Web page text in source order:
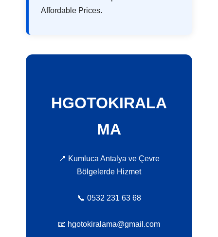
Affordable Prices.
HGOTOKIRALA
MA
📍 Kumluca Antalya ve Çevre
Bölgelerde Hizmet
📞 0532 231 63 68
📧 hgotokiralama@gmail.com